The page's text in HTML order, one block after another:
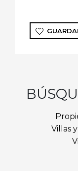
Villas